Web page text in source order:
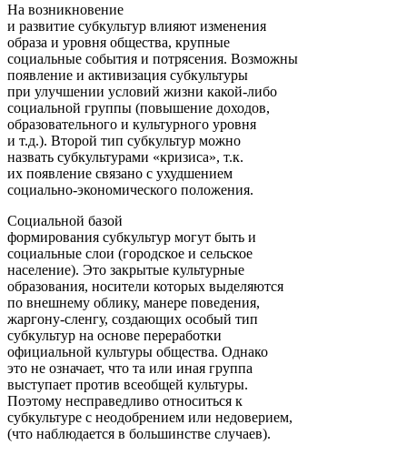
На возникновение
и развитие субкультур влияют изменения
образа и уровня общества, крупные
социальные события и потрясения. Возможны
появление и активизация субкультуры
при улучшении условий жизни какой-либо
социальной группы (повышение доходов,
образовательного и культурного уровня
и т.д.). Второй тип субкультур можно
назвать субкультурами «кризиса», т.к.
их появление связано с ухудшением
социально-экономического положения.
Социальной базой
формирования субкультур могут быть и
социальные слои (городское и сельское
население). Это закрытые культурные
образования, носители которых выделяются
по внешнему облику, манере поведения,
жаргону-сленгу, создающих особый тип
субкультур на основе переработки
официальной культуры общества. Однако
это не означает, что та или иная группа
выступает против всеобщей культуры.
Поэтому несправедливо относиться к
субкультуре с неодобрением или недоверием,
(что наблюдается в большинстве случаев).